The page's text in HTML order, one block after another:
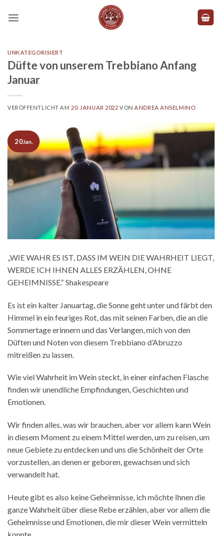
Inhalt
UNKATEGORISIERT
Düfte von unserem Trebbiano Anfang
Januar
VERÖFFENTLICHT AM 20. JANUAR 2022 VON ANDREA ANSELMINO
20Jan.
„WIE WAHR ES IST, DASS IM WEIN DIE WAHRHEIT LIEGT,
WERDE ICH IHNEN ALLES ERZÄHLEN, OHNE
GEHEIMNISSE.“ Shakespeare
Es ist ein kalter Januartag, die Sonne geht unter und färbt den
Himmel in ein feuriges Rot, das mit seinen Farben, die an die
Sommertage erinnern und das Verlangen, mich von den
Düften und Noten von diesem Trebbiano d’Abruzzo
mitreißen zu lassen.
Wie viel Wahrheit im Wein steckt, in einer einfachen Flasche
finden wir unendliche Empfindungen, Geschichten und
Emotionen.
Wir finden alles, was wir brauchen, aber vor allem kann Wein
in diesem Moment zu einem Mittel werden, um zu reisen, um
neue Gebiete zu entdecken und uns die Schönheit der Orte
vorzustellen, an denen er geboren, gewachsen und sich
verwandelt hat.
Heute gibt es also keine Geheimnisse, ich möchte Ihnen die
ganze Wahrheit über diese Rebe erzählen, aber vor allem die
Geheimnisse und Emotionen, die mir dieser Wein vermitteln